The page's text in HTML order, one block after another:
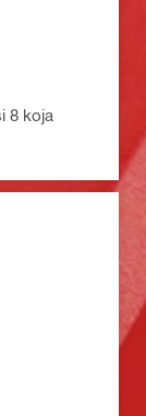
8 koja